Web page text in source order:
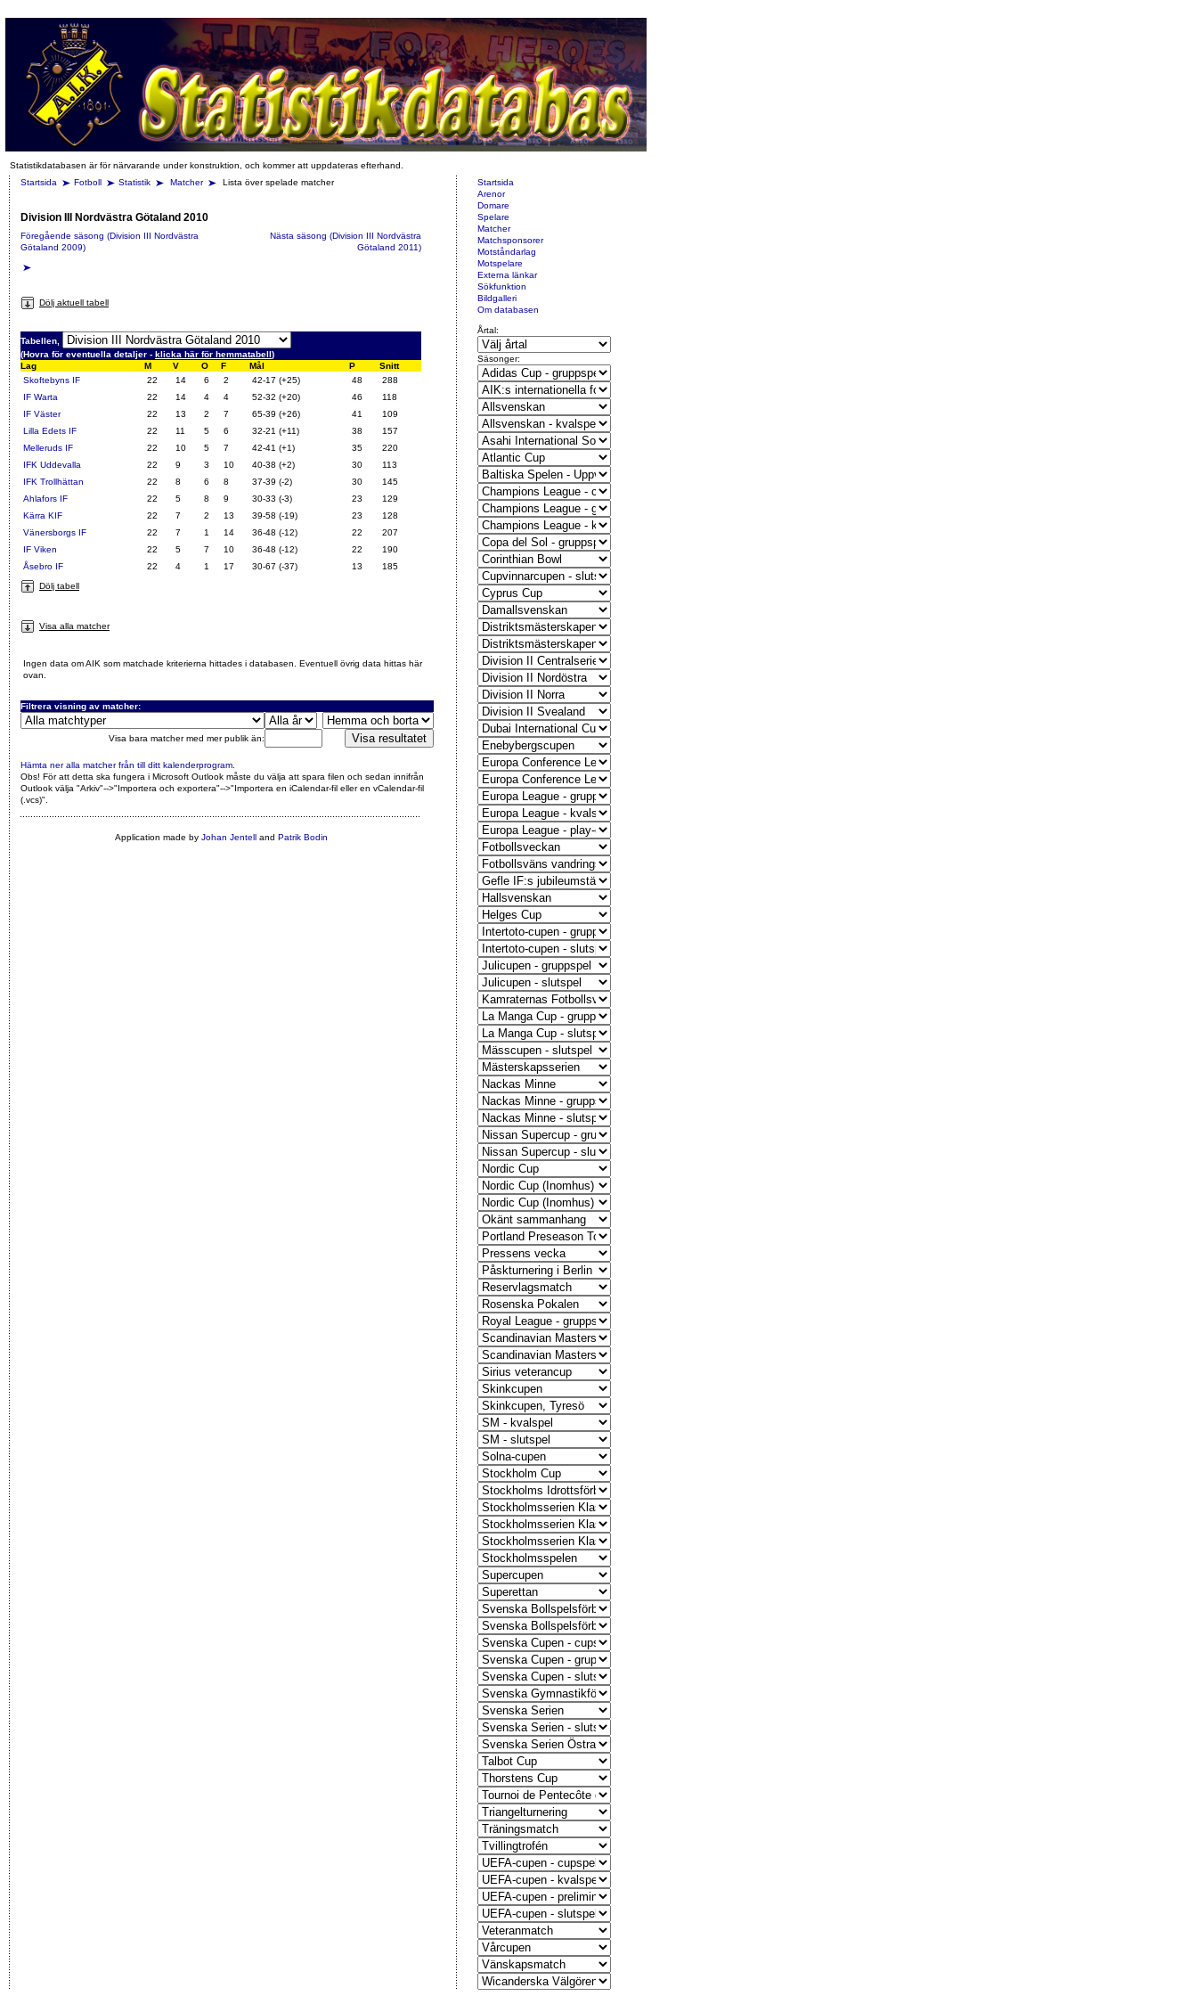
Statistikdatabasen är för närvarande under konstruktion, och kommer att uppdateras efterhand.
Startsida
Fotboll Statistik Matcher Lista över spelade matcher
Division III Nordvästra Götaland 2010
Föregående säsong (Division III Nordvästra
Götaland 2009)
Nästa säsong (Division III Nordvästra
Götaland 2011)
Dölj aktuell tabell
Tabellen,
(Hovra för eventuella detaljer - klicka här för hemmatabell)
Lag
M V O F Mål P
Snitt
Skoftebyns IF
22 14 6 2 42-17 (+25) 48
288
IF Warta
22 14 4 4 52-32 (+20) 46
118
IF Väster
22 13 2 7 65-39 (+26) 41
109
Lilla Edets IF
22 11 5 6 32-21 (+11) 38
157
Melleruds IF
22 10 5 7 42-41 (+1) 35
220
IFK Uddevalla
22 9 3 10 40-38 (+2) 30
113
IFK Trollhättan
22 8 6 8 37-39 (-2) 30
145
Ahlafors IF
22 5 8 9 30-33 (-3) 23
129
Kärra KIF
22 7 2 13 39-58 (-19) 23
128
Vänersborgs IF
22 7 1 14 36-48 (-12) 22
207
IF Viken
22 5 7 10 36-48 (-12) 22
190
Åsebro IF
22 4 1 17 30-67 (-37) 13
185
Dölj tabell
Visa alla matcher
Ingen data om AIK som matchade kriterierna hittades i databasen. Eventuell övrig data hittas här
ovan.
Filtrera visning av matcher:
Visa bara matcher med mer publik än:
Hämta ner alla matcher från till ditt kalenderprogram
Obs! För att detta ska fungera i Microsoft Outlook måste du välja att spara filen och sedan innifrån
Outlook välja "Arkiv"-->"Importera och exportera"-->"Importera en iCalendar-fil eller en vCalendar-fil
(.vcs)"
Application made by Johan Jentelland Patrik Bodin
Startsida
Arenor
Domare
Spelare
Matcher
Matchsponsorer
Motståndarlag
Motspelare
Externa länkar
Sökfunktion
Bildgalleri
Om databasen
Årtal:
Säsonger: